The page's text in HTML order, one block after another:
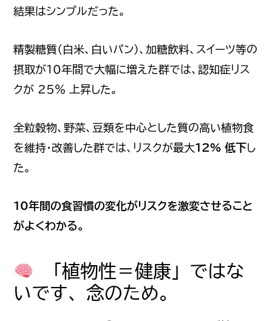
結果はシンプルだった。
精製糖質（白米、白いパン）、加糖飲料、スイーツ等の
摂取が10年間で大幅に増えた群では、認知症リス
クが 25% 上昇した。
全粒穀物、野菜、豆類を中心とした質の高い植物食
を維持・改善した群では、リスクが最大12% 低下し
た。
10年間の食習慣の変化がリスクを激変させること
がよくわかる。
「植物性＝健康」ではな
いです、念のため。